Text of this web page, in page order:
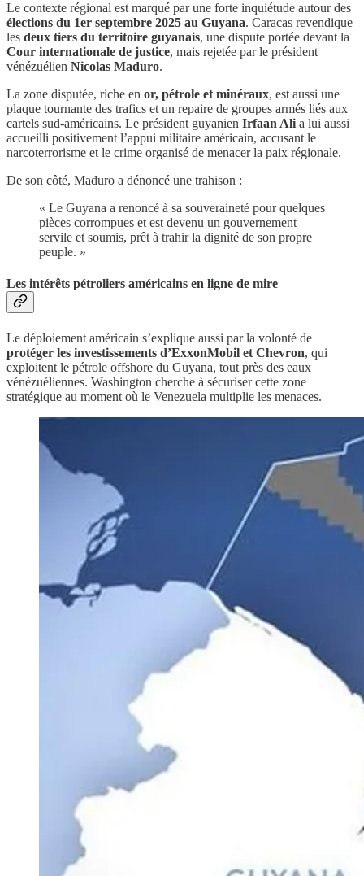
Le contexte régional est marqué par une forte inquiétude autour des
élections du 1er septembre 2025 au Guyana. Caracas revendique
les deux tiers du territoire guyanais, une dispute portée devant la
Cour internationale de justice, mais rejetée par le président
vénézuélien Nicolas Maduro.
La zone disputée, riche en or, pétrole et minéraux, est aussi une
plaque tournante des trafics et un repaire de groupes armés liés aux
cartels sud-américains. Le président guyanien Irfaan Ali a lui aussi
accueilli positivement l’appui militaire américain, accusant le
narcoterrorisme et le crime organisé de menacer la paix régionale.
De son côté, Maduro a dénoncé une trahison :
« Le Guyana a renoncé à sa souveraineté pour quelques
pièces corrompues et est devenu un gouvernement
servile et soumis, prêt à trahir la dignité de son propre
peuple. »
Les intérêts pétroliers américains en ligne de mire
Le déploiement américain s’explique aussi par la volonté de
protéger les investissements d’ExxonMobil et Chevron, qui
exploitent le pétrole offshore du Guyana, tout près des eaux
vénézuéliennes. Washington cherche à sécuriser cette zone
stratégique au moment où le Venezuela multiplie les menaces.